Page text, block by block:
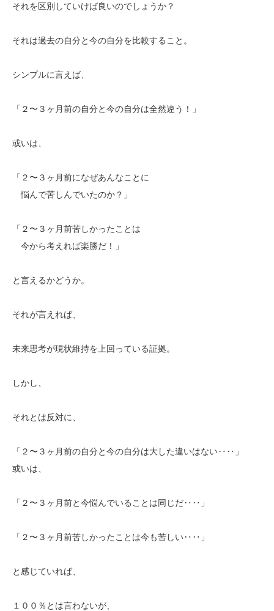
それを区別していけば良いのでしょうか？
それは過去の自分と今の自分を比較すること。
シンプルに言えば、
「２〜３ヶ月前の自分と今の自分は全然違う！」
或いは、
「２〜３ヶ月前になぜあんなことに
悩んで苦しんでいたのか？」
「２〜３ヶ月前苦しかったことは
今から考えれば楽勝だ！」
と言えるかどうか。
それが言えれば、
未来思考が現状維持を上回っている証拠。
しかし、
それとは反対に、
「２〜３ヶ月前の自分と今の自分は大した違いはない‥‥」
或いは、
「２〜３ヶ月前と今悩んでいることは同じだ‥‥」
「２〜３ヶ月前苦しかったことは今も苦しい‥‥」
と感じていれば、
１００％とは言わないが、